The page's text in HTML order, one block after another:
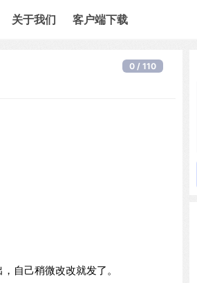
关于我们 客户端下载
0 / 110
自己稍微改改就发了。